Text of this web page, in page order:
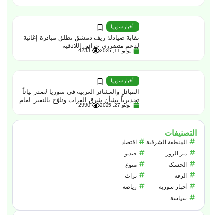
أخبار سوريا
نقابة صيادلة ريف دمشق تطلق مبادرة إغاثية
لدعم متضرري حرائق اللاذقية
يوليو 11, 2025 4233
أخبار سوريا
القبائل والعشائر العربية في سوريا تُصدر بياناً
تحذيرياً بشأن شرق الفرات وتلوّح بالنفير العام
يوليو 27, 2025 2990
التصنيفات
المنطقة الشرقية
دير الزور
الحسكة
الرقة
أخبار سورية
سياسة
اقتصاد
فيديو
منوع
تراث
رياضة